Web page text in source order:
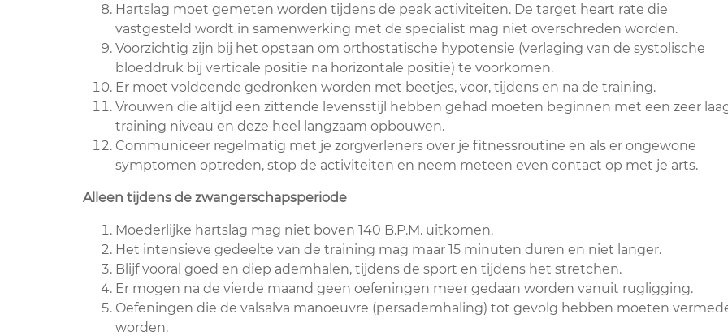
Hartslag moet gemeten worden tijdens de peak activiteiten. De target heart rate die
vastgesteld wordt in samenwerking met de specialist mag niet overschreden worden.
Voorzichtig zijn bij het opstaan om orthostatische hypotensie (verlaging van de systolische
bloeddruk bij verticale positie na horizontale positie) te voorkomen.
Er moet voldoende gedronken worden met beetjes, voor, tijdens en na de training.
Vrouwen die altijd een zittende levensstijl hebben gehad moeten beginnen met een zeer
training niveau en deze heel langzaam opbouwen.
Communiceer regelmatig met je zorgverleners over je fitnessroutine en als er ongewone
symptomen optreden, stop de activiteiten en neem meteen even contact op met je arts.
Alleen tijdens de zwangerschapsperiode
Moederlijke hartslag mag niet boven 140 B.P.M. uitkomen.
Het intensieve gedeelte van de training mag maar 15 minuten duren en niet langer.
Blijf vooral goed en diep ademhalen, tijdens de sport en tijdens het stretchen.
Er mogen na de vierde maand geen oefeningen meer gedaan worden vanuit rugligging.
Oefeningen die de valsalva manoeuvre (persademhaling) tot gevolg hebben moeten
worden.